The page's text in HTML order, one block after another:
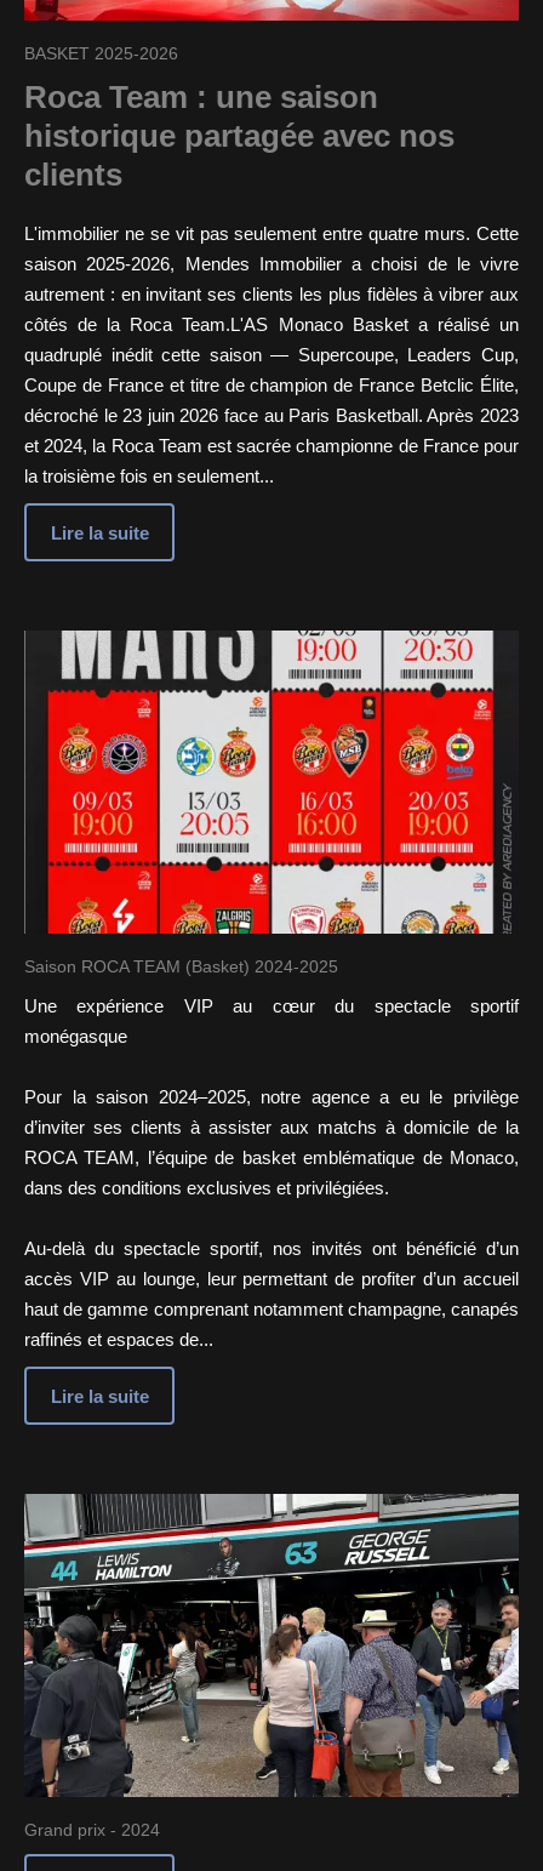
BASKET 2025-2026
Roca Team : une saison
historique partagée avec nos
clients
L'immobilier ne se vit pas seulement entre quatre murs. Cette
saison 2025-2026, Mendes Immobilier a choisi de le vivre
autrement : en invitant ses clients les plus fidèles à vibrer aux
côtés de la Roca Team.L'AS Monaco Basket a réalisé un
quadruplé inédit cette saison — Supercoupe, Leaders Cup,
Coupe de France et titre de champion de France Betclic Élite,
décroché le 23 juin 2026 face au Paris Basketball. Après 2023
et 2024, la Roca Team est sacrée championne de France pour
la troisième fois en seulement...
Lire la suite
Saison ROCA TEAM (Basket) 2024-2025
Une expérience VIP au cœur du spectacle sportif
monégasque
Pour la saison 2024–2025, notre agence a eu le privilège
d’inviter ses clients à assister aux matchs à domicile de la
ROCA TEAM, l’équipe de basket emblématique de Monaco,
dans des conditions exclusives et privilégiées.
Au-delà du spectacle sportif, nos invités ont bénéficié d’un
accès VIP au lounge, leur permettant de profiter d’un accueil
haut de gamme comprenant notamment champagne, canapés
raffinés et espaces de...
Lire la suite
Grand prix - 2024